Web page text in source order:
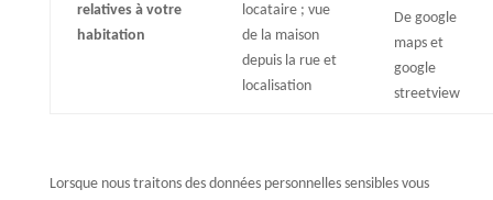
relatives à votre
habitation
locataire ; vue
de la maison
depuis la rue et
localisation
De google
maps et
google
streetview
Lorsque nous traitons des données personnelles sensibles vous